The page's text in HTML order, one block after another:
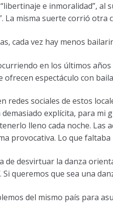
e inmoralidad”, al
La misma suerte corrió
cada vez hay menos
en los últimos
ofrecen espectáculo con
redes sociales de estos
explícita, para mi
lleno cada noche. Las
provocativa. Lo que
de desvirtuar la danza
Si queremos que sea una
del mismo país para